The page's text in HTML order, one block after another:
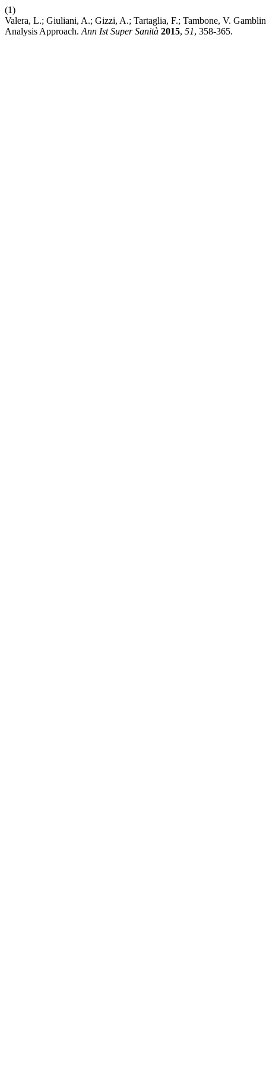
(1)
Valera, L.; Giuliani, A.; Gizzi, A.; Tartaglia, F.; Tambone, V.
Analysis Approach. Ann Ist Super Sanità 2015, 51, 358-365.